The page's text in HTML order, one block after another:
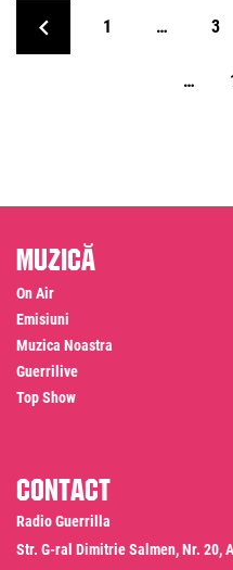
1 … 3
…
Muzică
On Air
Emisiuni
Muzica Noastra
Guerrilive
Top Show
Contact
Radio Guerrilla
Str. G-ral Dimitrie Salmen, Nr. 20,